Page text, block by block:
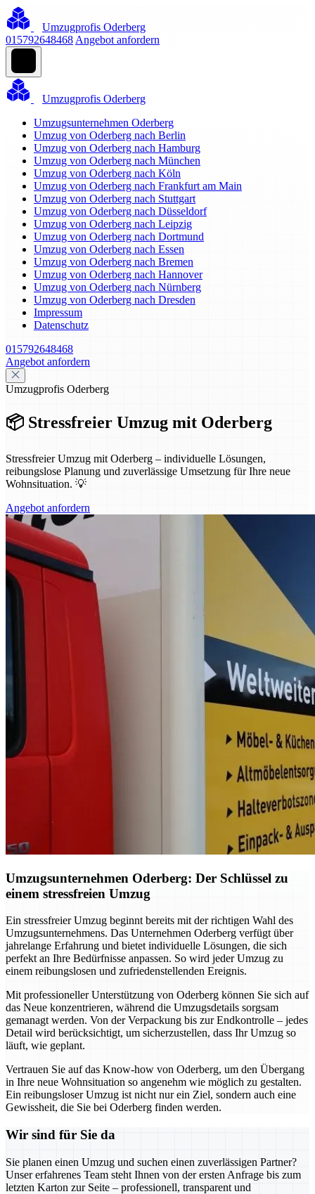
Umzugprofis Oderberg
015792648468 Angebot anfordern
Umzugprofis Oderberg
Umzugsunternehmen Oderberg
Umzug von Oderberg nach Berlin
Umzug von Oderberg nach Hamburg
Umzug von Oderberg nach München
Umzug von Oderberg nach Köln
Umzug von Oderberg nach Frankfurt am Main
Umzug von Oderberg nach Stuttgart
Umzug von Oderberg nach Düsseldorf
Umzug von Oderberg nach Leipzig
Umzug von Oderberg nach Dortmund
Umzug von Oderberg nach Essen
Umzug von Oderberg nach Bremen
Umzug von Oderberg nach Hannover
Umzug von Oderberg nach Nürnberg
Umzug von Oderberg nach Dresden
Impressum
Datenschutz
015792648468
Angebot anfordern
Umzugprofis Oderberg
📦 Stressfreier Umzug mit Oderberg
Stressfreier Umzug mit Oderberg – individuelle Lösungen,
reibungslose Planung und zuverlässige Umsetzung für Ihre neue
Wohnsituation. 💡
Angebot anfordern
Umzugsunternehmen Oderberg: Der Schlüssel zu
einem stressfreien Umzug
Ein stressfreier Umzug beginnt bereits mit der richtigen Wahl des
Umzugsunternehmens. Das Unternehmen Oderberg verfügt über
jahrelange Erfahrung und bietet individuelle Lösungen, die sich
perfekt an Ihre Bedürfnisse anpassen. So wird jeder Umzug zu
einem reibungslosen und zufriedenstellenden Ereignis.
Mit professioneller Unterstützung von Oderberg können Sie sich auf
das Neue konzentrieren, während die Umzugsdetails sorgsam
gemanagt werden. Von der Verpackung bis zur Endkontrolle – jedes
Detail wird berücksichtigt, um sicherzustellen, dass Ihr Umzug so
läuft, wie geplant.
Vertrauen Sie auf das Know-how von Oderberg, um den Übergang
in Ihre neue Wohnsituation so angenehm wie möglich zu gestalten.
Ein reibungsloser Umzug ist nicht nur ein Ziel, sondern auch eine
Gewissheit, die Sie bei Oderberg finden werden.
Wir sind für Sie da
Sie planen einen Umzug und suchen einen zuverlässigen Partner?
Unser erfahrenes Team steht Ihnen von der ersten Anfrage bis zum
letzten Karton zur Seite – professionell, transparent und